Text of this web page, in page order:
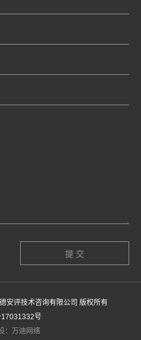
安评技术咨询有限公司 版权所有
17031332号
：万迪网络